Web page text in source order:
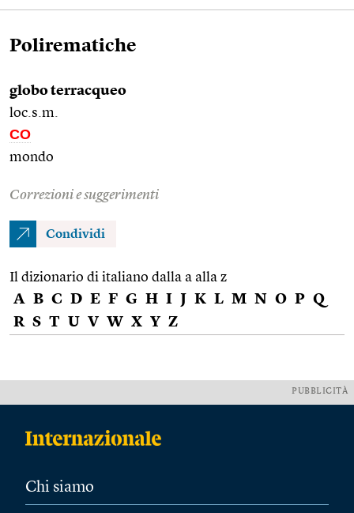
Polirematiche
globo terracqueo
loc.s.m.
CO
mondo
Correzioni e suggerimenti
Condividi
Il dizionario di italiano dalla a alla z
A B C D E F G H I J K L M N O P Q
R S T U V W X Y Z
PUBBLICITÀ
Chi siamo